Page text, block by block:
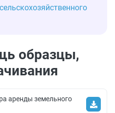
образцы,
аренды земельного